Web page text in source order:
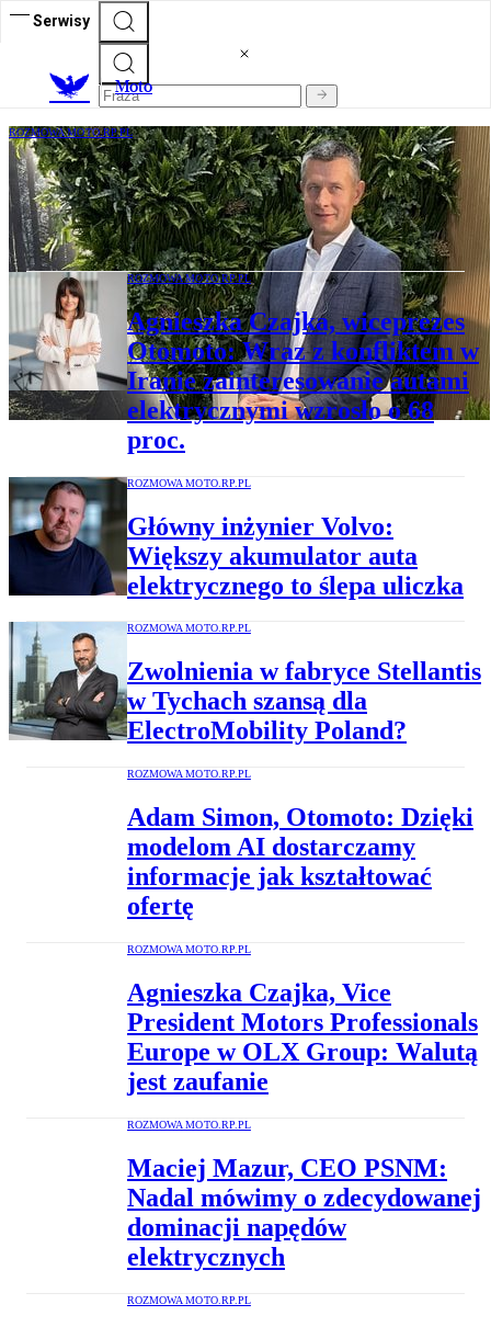
Serwisy
Moto
ROZMOWA MOTO.RP.PL
Arek Nowiński: Polska wykorzystała
szansę wzorowo, choć mamy skłonność do
niedoceniania osiągnięć
ROZMOWA MOTO.RP.PL
Agnieszka Czajka, wiceprezes
Otomoto: Wraz z konfliktem w
Iranie zainteresowanie autami
elektrycznymi wzrosło o 68
proc.
ROZMOWA MOTO.RP.PL
Główny inżynier Volvo:
Większy akumulator auta
elektrycznego to ślepa uliczka
ROZMOWA MOTO.RP.PL
Zwolnienia w fabryce Stellantis
w Tychach szansą dla
ElectroMobility Poland?
ROZMOWA MOTO.RP.PL
Adam Simon, Otomoto: Dzięki
modelom AI dostarczamy
informacje jak kształtować
ofertę
ROZMOWA MOTO.RP.PL
Agnieszka Czajka, Vice
President Motors Professionals
Europe w OLX Group: Walutą
jest zaufanie
ROZMOWA MOTO.RP.PL
Maciej Mazur, CEO PSNM:
Nadal mówimy o zdecydowanej
dominacji napędów
elektrycznych
ROZMOWA MOTO.RP.PL